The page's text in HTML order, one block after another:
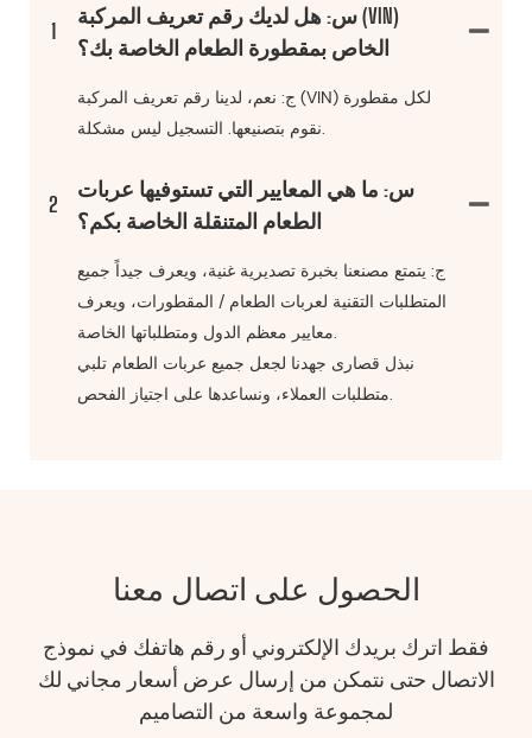
1
س: هل لديك رقم تعريف المركبة (VIN)
الخاص بمقطورة الطعام الخاصة بك؟
ج: نعم، لدينا رقم تعريف المركبة (VIN) لكل مقطورة
نقوم بتصنيعها. التسجيل ليس مشكلة.
2
س: ما هي المعايير التي تستوفيها عربات
الطعام المتنقلة الخاصة بكم؟
ج: يتمتع مصنعنا بخبرة تصديرية غنية، ويعرف جيداً جميع
المتطلبات التقنية لعربات الطعام / المقطورات، ويعرف
معايير معظم الدول ومتطلباتها الخاصة.
نبذل قصارى جهدنا لجعل جميع عربات الطعام تلبي
متطلبات العملاء، ونساعدها على اجتياز الفحص.
الحصول على اتصال معنا
فقط اترك بريدك الإلكتروني أو رقم هاتفك في نموذج
الاتصال حتى نتمكن من إرسال عرض أسعار مجاني لك
لمجموعة واسعة من التصاميم